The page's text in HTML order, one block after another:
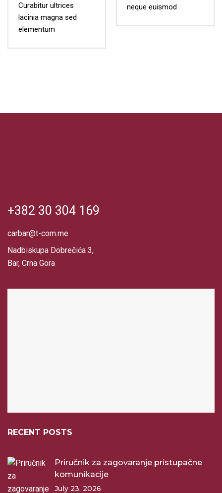
Curabitur ultrices
lacinia magna sed
elementum
neque euismod
+382 30 304 169
carbar@t-com.me
Nadbiskupa Dobrečića 3,
Bar, Crna Gora
RECENT POSTS
Priručnik za zagovaranje pristupačne
komunikacije
July 23, 2026